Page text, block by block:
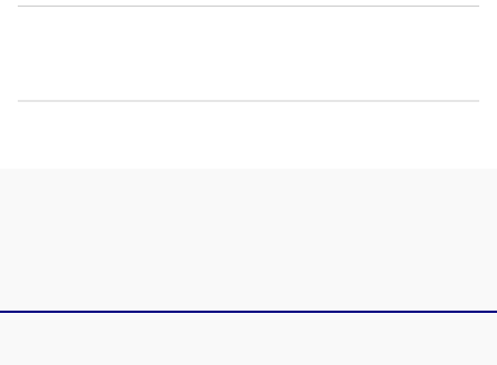
Disponibil în mai multe greutăți pentru a vă oferi lovitura
maximă, rezultând o precizie și o penetrare de neegalat.
largi mențin uzura țintei la un nivel minim.